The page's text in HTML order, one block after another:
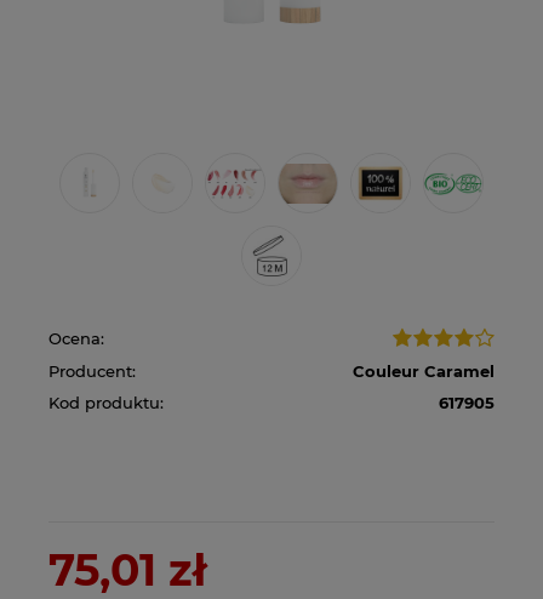
Ocena:
Producent:
Couleur Caramel
Kod produktu:
617905
75,01 zł